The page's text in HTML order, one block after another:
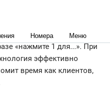
Номера Меню
Voice Response,
— это автоматическая
телефонных звонков.
«нажмите 1 для...». При
эффективно
время как клиентов,